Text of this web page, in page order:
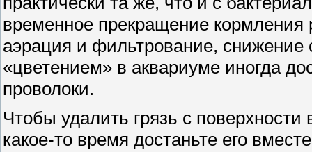
временное прекращение
аэрация и фильтрование,
«цветением» в аквариуме иногда
проволоки.
Чтобы удалить грязь с
какое-то время достаньте его